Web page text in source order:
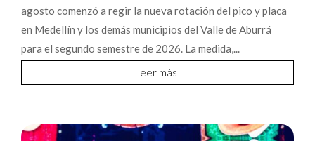
agosto comenzó a regir la nueva rotación del pico y placa
en Medellín y los demás municipios del Valle de Aburrá
para el segundo semestre de 2026. La medida,...
leer más